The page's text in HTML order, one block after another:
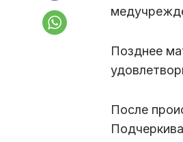
Позднее
После